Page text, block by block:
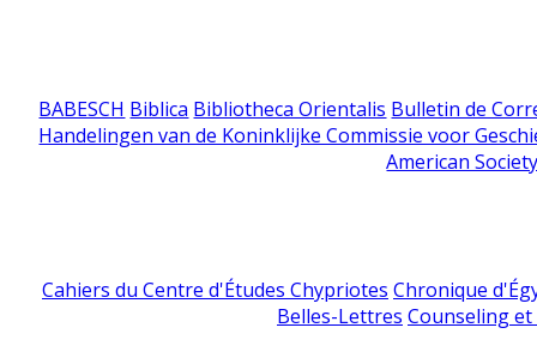
BABESCH Biblica Bibliotheca Orientalis Bulletin de
Handelingen van de Koninklijke Commissie voor
American
Cahiers du Centre d'Études Chypriotes Chronique
Belles-Lettres Counseling